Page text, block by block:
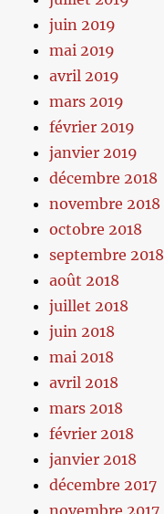
juin 2019
mai 2019
avril 2019
mars 2019
février 2019
janvier 2019
décembre 2018
novembre 2018
octobre 2018
septembre 2018
août 2018
juillet 2018
juin 2018
mai 2018
avril 2018
mars 2018
février 2018
janvier 2018
décembre 2017